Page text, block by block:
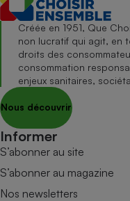
Créée en 1951, Que
non lucratif qui agit, en
droits des
consommation
enjeux sanitaires,
Nous découvrir
Informer
S’abonner au site
S’abonner au magazine
Nos newsletters